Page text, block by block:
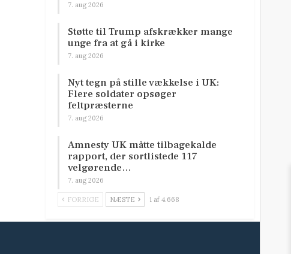
7. aug 2026
Støtte til Trump afskrækker mange
unge fra at gå i kirke
7. aug 2026
Nyt tegn på stille vækkelse i UK:
Flere soldater opsøger
feltpræsterne
7. aug 2026
Amnesty UK måtte tilbagekalde
rapport, der sortlistede 117
velgørende…
7. aug 2026
FORRIGE NÆSTE 1 af 4.668